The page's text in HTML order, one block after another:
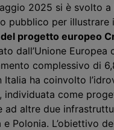
2025 si è svolto a
pubblico per illustrarei
progetto europeo
dall’Unione Europea
complessivo di
Italia ha coinvolto
individuata come
ad altre due
e Polonia. L’obiettivo